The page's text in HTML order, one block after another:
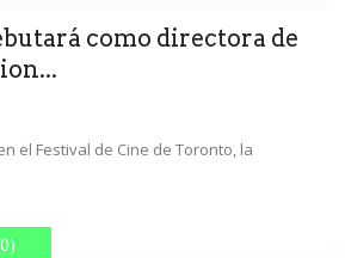
como directora de
el Festival de Cine de Toronto, la